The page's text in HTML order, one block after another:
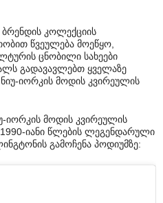
ბრენდის კოლექციის
წვეულება მოეწყო,
ცნობილი სახეები
გადავავლებთ ყველაზე
იორკის მოდის კვირეულის
იორკის მოდის კვირეულის
იანი წლების ლეგენდარული
გამოჩენა პოდიუმზე: